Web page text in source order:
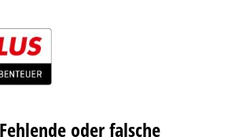
oder falsche